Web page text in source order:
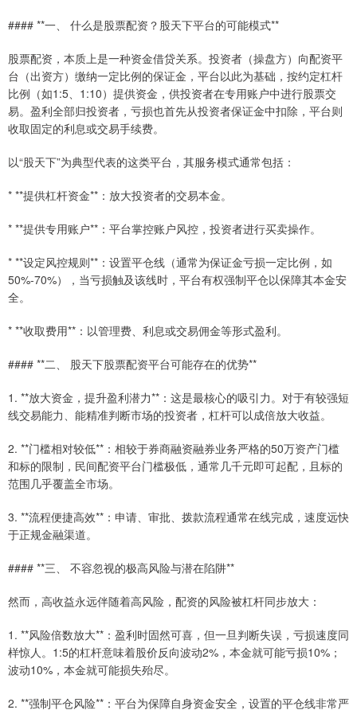
#### **一、 什么是股票配资？股天下平台的可能模式**
股票配资，本质上是一种资金借贷关系。投资者（操盘方）向配资平
台（出资方）缴纳一定比例的保证金，平台以此为基础，按约定杠杆
比例（如1:5、1:10）提供资金，供投资者在专用账户中进行股票交
易。盈利全部归投资者，亏损也首先从投资者保证金中扣除，平台则
收取固定的利息或交易手续费。
以“股天下”为典型代表的这类平台，其服务模式通常包括：
* **提供杠杆资金**：放大投资者的交易本金。
* **提供专用账户**：平台掌控账户风控，投资者进行买卖操作。
* **设定风控规则**：设置平仓线（通常为保证金亏损一定比例，如
50%-70%），当亏损触及该线时，平台有权强制平仓以保障其本金安
全。
* **收取费用**：以管理费、利息或交易佣金等形式盈利。
#### **二、 股天下股票配资平台可能存在的优势**
1. **放大资金，提升盈利潜力**：这是最核心的吸引力。对于有较强短
线交易能力、能精准判断市场的投资者，杠杆可以成倍放大收益。
2. **门槛相对较低**：相较于券商融资融券业务严格的50万资产门槛
和标的限制，民间配资平台门槛极低，通常几千元即可起配，且标的
范围几乎覆盖全市场。
3. **流程便捷高效**：申请、审批、拨款流程通常在线完成，速度远快
于正规金融渠道。
#### **三、 不容忽视的极高风险与潜在陷阱**
然而，高收益永远伴随着高风险，配资的风险被杠杆同步放大：
1. **风险倍数放大**：盈利时固然可喜，但一旦判断失误，亏损速度同
样惊人。1:5的杠杆意味着股价反向波动2%，本金就可能亏损10%；
波动10%，本金就可能损失殆尽。
2. **强制平仓风险**：平台为保障自身资金安全，设置的平仓线非常严